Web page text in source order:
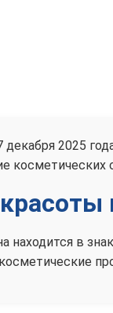
декабря 2025
находится в